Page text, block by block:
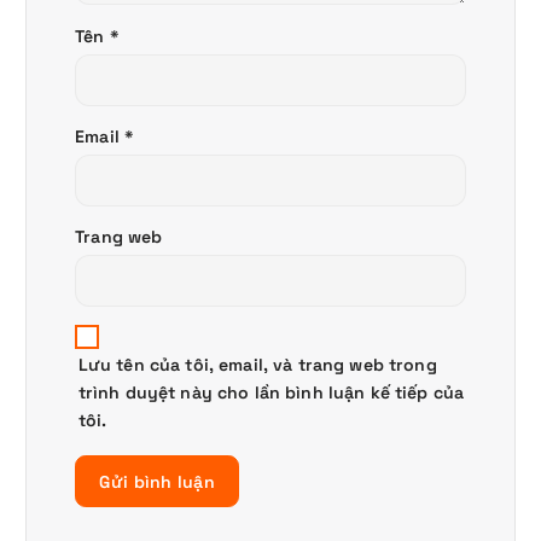
Tên *
Email *
Trang web
Lưu tên của tôi, email, và trang web trong
trình duyệt này cho lần bình luận kế tiếp của
tôi.